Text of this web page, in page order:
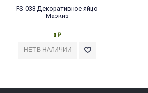
FS-033 Декоративное яйцо
Маркиз
0 ₽